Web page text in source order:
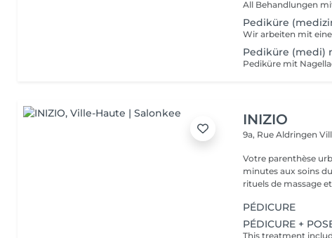
Pediküre
Pediküre (medi)
INIZIO
9a, Rue Aldringen
Votre parenthèse
minutes aux soins
rituels de massage
PÉDICURE
PÉDICURE +